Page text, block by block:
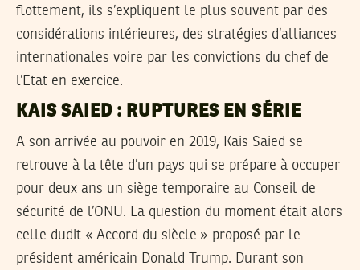
flottement, ils s’expliquent le plus souvent par des
considérations intérieures, des stratégies d’alliances
internationales voire par les convictions du chef de
l’Etat en exercice.
KAIS SAIED : RUPTURES EN SÉRIE
A son arrivée au pouvoir en 2019, Kais Saied se
retrouve à la tête d’un pays qui se prépare à occuper
pour deux ans un siège temporaire au Conseil de
sécurité de l’ONU. La question du moment était alors
celle dudit « Accord du siècle » proposé par le
président américain Donald Trump. Durant son